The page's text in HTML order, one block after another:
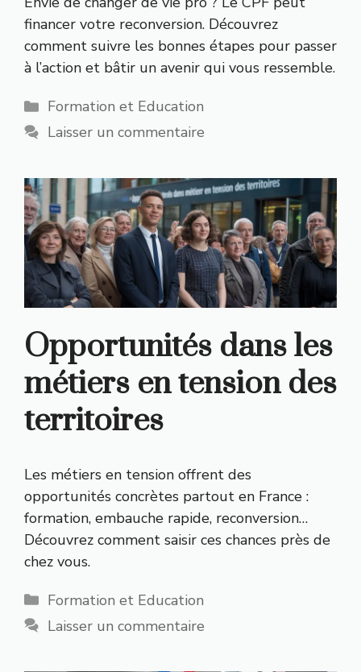
financer votre reconversion. Découvrez
comment suivre les bonnes étapes pour passer
à l’action et bâtir un avenir qui vous ressemble.
Catégories
Formation et Education
Laisser un commentaire
Opportunités dans les
métiers en tension des
territoires
Les métiers en tension offrent des
opportunités concrètes partout en France :
formation, embauche rapide, reconversion…
Découvrez comment saisir ces chances près de
chez vous.
Catégories
Formation et Education
Laisser un commentaire